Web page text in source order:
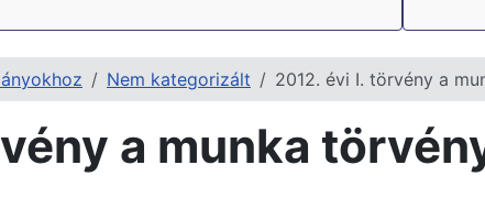
Nem kategorizált 2012. évi I. törvény a
a munka